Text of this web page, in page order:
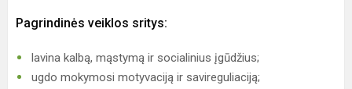
Pagrindinės veiklos sritys:
lavina kalbą, mąstymą ir socialinius įgūdžius;
ugdo mokymosi motyvaciją ir savireguliaciją;